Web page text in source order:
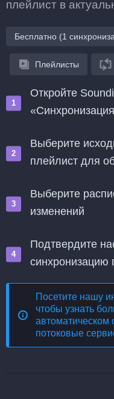
плейлист в
Бесплатно (1
Плейлисты
Откройте
Выберите
плейлист для
Выберите
изменений
Подтвердите
синхронизацию
Посетите нашу
чтобы узнать
автоматическом
потоковые